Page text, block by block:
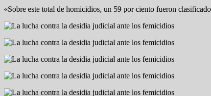
«Sobre este total de homicidios, un 59 por ciento fueron